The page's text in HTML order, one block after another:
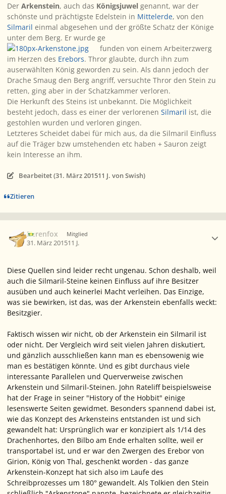
Der Arkenstein, auch das Königsjuwel genannt, war der
schönste und prächtigste Edelstein in Mittelerde, von den
Silmaril einmal abgesehen und der größte Schatz der Könige
unter dem Berg. Er wurde ge
funden von einem Arbeiterzwerg
im Herzen des Erebors. Thror glaubte, durch ihn zum
auserwählten König geworden zu sein. Als dann jedoch der
Drache Smaug den Berg angriff, versuchte Thror den Stein zu
retten, ging aber in der Schatzkammer verloren.
Die Herkunft des Steins ist unbekannt. Die Möglichkeit
besteht jedoch, dass es einer der verlorenen Silmaril ist, die
gestohlen wurden und verloren gingen.
Letzteres Scheidet dabei für mich aus, da die Silmaril Einfluss
auf die Träger bzw umstehenden etc haben + Sauron zeigt
kein Interesse an ihm.
Bearbeitet (31. März 201511 J. von Swish)
Zitieren
Berenfox Mitglied
31. März 201511 J.
Diese Quellen sind leider recht ungenau. Schon deshalb, weil
auch die Silmaril-Steine keinen Einfluss auf ihre Besitzer
ausüben und auch keinerlei Macht verleihen. Das Einzige,
was sie bewirken, ist das, was der Arkenstein ebenfalls weckt:
Besitzgier.
Faktisch wissen wir nicht, ob der Arkenstein ein Silmaril ist
oder nicht. Der Vergleich wird seit vielen Jahren diskutiert,
und gänzlich ausschließen kann man es ebensowenig wie
man es bestätigen könnte. Und es gibt durchaus viele
interessante Parallelen und Querverweise zwischen
Arkenstein und Silmaril-Steinen. John Rateliff beispielsweise
hat der Frage in seiner "History of the Hobbit" einige
lesenswerte Seiten gewidmet. Besonders spannend dabei ist,
wie das Konzept des Arkensteins entstanden ist und sich
gewandelt hat: Ursprünglich war er konzipiert als 1/14 des
Drachenhortes, den Bilbo am Ende erhalten sollte, weil er
transportabel ist, und er war den Zwergen des Erebor von
Girion, König von Thal, geschenkt worden - das ganze
Arkenstein-Konzept hat sich also im Laufe des
Schreibprozesses um 180° gewandelt. Als Tolkien den Stein